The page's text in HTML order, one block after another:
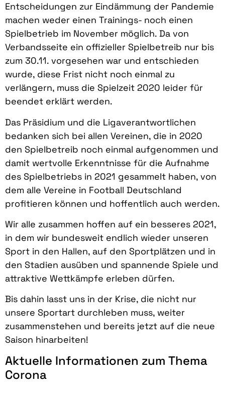
Entscheidungen zur Eindämmung der Pandemie
machen weder einen Trainings- noch einen
Spielbetrieb im November möglich. Da von
Verbandsseite ein offizieller Spielbetreib nur bis
zum 30.11. vorgesehen war und entschieden
wurde, diese Frist nicht noch einmal zu
verlängern, muss die Spielzeit 2020 leider für
beendet erklärt werden.
Das Präsidium und die Ligaverantwortlichen
bedanken sich bei allen Vereinen, die in 2020
den Spielbetreib noch einmal aufgenommen und
damit wertvolle Erkenntnisse für die Aufnahme
des Spielbetriebs in 2021 gesammelt haben, von
dem alle Vereine in Football Deutschland
profitieren können und hoffentlich auch werden.
Wir alle zusammen hoffen auf ein besseres 2021,
in dem wir bundesweit endlich wieder unseren
Sport in den Hallen, auf den Sportplätzen und in
den Stadien ausüben und spannende Spiele und
attraktive Wettkämpfe erleben dürfen.
Bis dahin lasst uns in der Krise, die nicht nur
unsere Sportart durchleben muss, weiter
zusammenstehen und bereits jetzt auf die neue
Saison hinarbeiten!
Aktuelle Informationen zum Thema
Corona